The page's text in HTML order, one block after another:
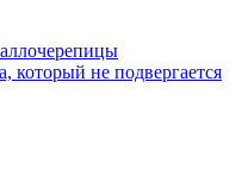
который не подвергается